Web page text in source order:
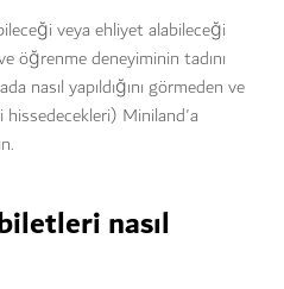
veya ehliyet alabileceği
öğrenme deneyiminin tadını
nasıl yapıldığını görmeden ve
hissedecekleri) Miniland'a
nasıl